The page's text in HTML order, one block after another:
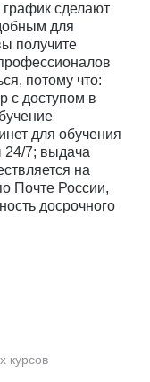
график сделают
для
получите
потому что:
с доступом в
для обучения
24/7; выдача
на
Почте России,
досрочного
курсов